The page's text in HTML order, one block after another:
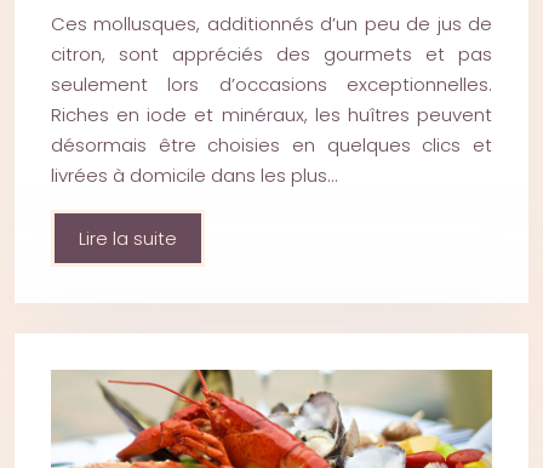
Ces mollusques, additionnés d’un peu de jus de
citron, sont appréciés des gourmets et pas
seulement lors d’occasions exceptionnelles.
Riches en iode et minéraux, les huîtres peuvent
désormais être choisies en quelques clics et
livrées à domicile dans les plus…
Lire la suite